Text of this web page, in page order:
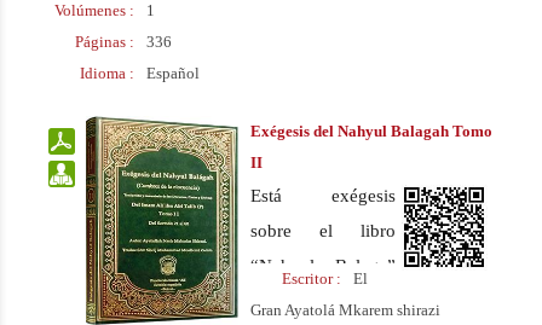
especialmente para
los jóvenes.
Volúmenes :
1
Páginas :
336
Idioma :
Español
Exégesis del Nahyul Balagah Tomo
II
Está exégesis
sobre el libro
“Nahyul Balaga”
fue escrita por el
Escritor :
El
Gran Ayatolá Mkarem shirazi